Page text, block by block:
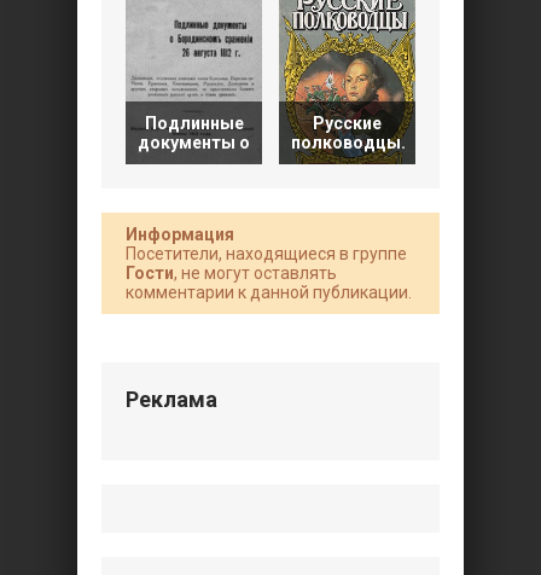
Подлинные
документы о
Русские
полководцы.
Информация
Посетители, находящиеся в группе
Гости, не могут оставлять
комментарии к данной публикации.
Реклама